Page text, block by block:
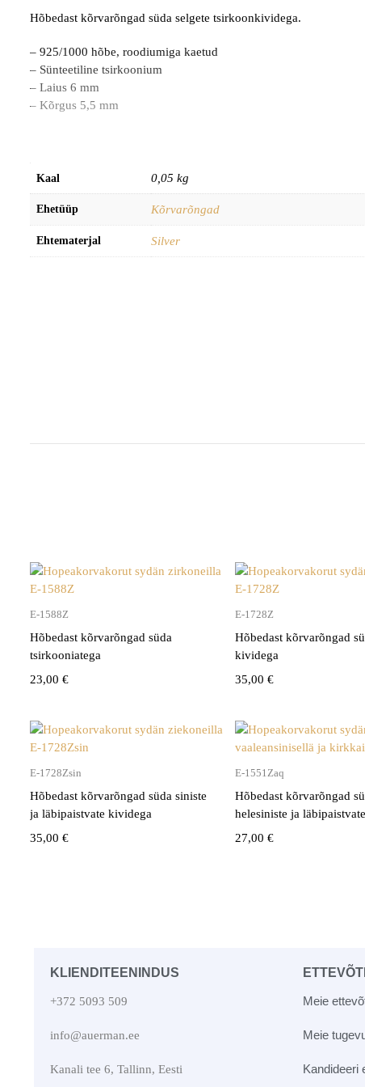
Hõbedast kõrvarõngad süda selgete tsirkoonkividega.
– 925/1000 hõbe, roodiumiga kaetud
– Sünteetiline tsirkoonium
– Laius 6 mm
– Kõrgus 5,5 mm
Kaal 0,05 kg
Ehetüüp Kõrvarõngad
Ehtematerjal Silver
E-1588Z
Hõbedast kõrvarõngad süda
tsirkooniatega
23,00 €
E-1728Z
Hõbedast kõrvarõngad
kividega
35,00€
E-1728Zsin
Hõbedast kõrvarõngad süda siniste
ja läbipaistvate kividega
35,00 €
E-1551Zaq
Hõbedast kõrvarõngad
helesiniste ja
27,00€
KLIENDITEENINDUS
+372 5093 509
info@auerman.ee
Kanali tee 6, Tallinn, Eesti
Meie
Meie
Kandideeri